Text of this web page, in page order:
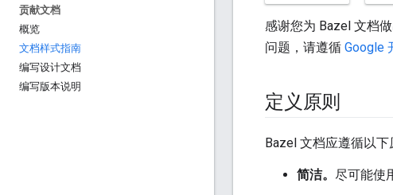
贡献文档
概览
文档样式指南
编写设计文档
编写版本说明
感谢您为 Bazel 文档
问题，请遵循 Google
定义原则
Bazel 文档应遵循以下
简洁。 尽可能使